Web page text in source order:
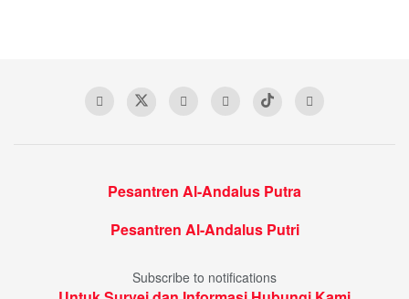
Pesantren Al-Andalus Putra
Pesantren Al-Andalus Putri
Subscribe to notifications